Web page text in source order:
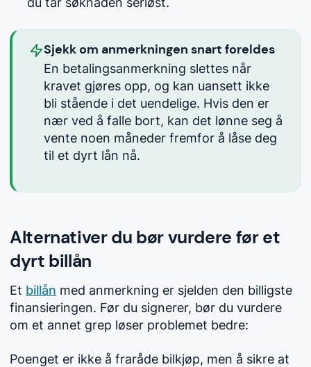
Sjekk om anmerkningen snart foreldes
En betalingsanmerkning slettes når
kravet gjøres opp, og kan uansett ikke
bli stående i det uendelige. Hvis den er
nær ved å falle bort, kan det lønne seg å
vente noen måneder fremfor å låse deg
til et dyrt lån nå.
Alternativer du bør vurdere før et
dyrt billån
Et billån med anmerkning er sjelden den billigste
finansieringen. Før du signerer, bør du vurdere
om et annet grep løser problemet bedre:
Poenget er ikke å fraråde bilkjøp, men å sikre at